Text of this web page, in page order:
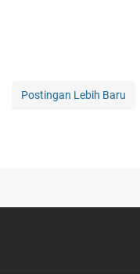
Postingan Lebih Baru